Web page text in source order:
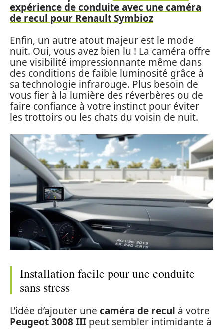
expérience de conduite avec une caméra
de recul pour Renault Symbioz
Enfin, un autre atout majeur est le mode
nuit. Oui, vous avez bien lu ! La caméra offre
une visibilité impressionnante même dans
des conditions de faible luminosité grâce à
sa technologie infrarouge. Plus besoin de
vous fier à la lumière des réverbères ou de
faire confiance à votre instinct pour éviter
les trottoirs ou les chats du voisin de nuit.
Installation facile pour une conduite
sans stress
L’idée d’ajouter une caméra de recul à votre
Peugeot 3008 III peut sembler intimidante à